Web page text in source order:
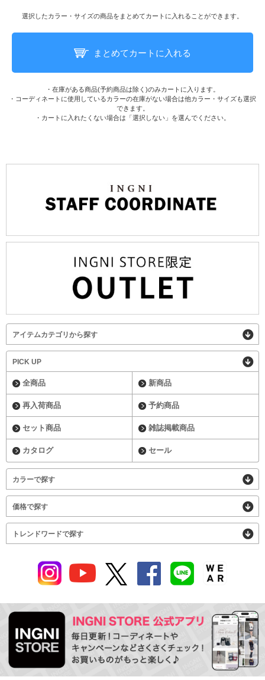
選択したカラー・サイズの商品をまとめてカートに入れることができます。
まとめてカートに入れる
・在庫がある商品(予約商品は除く)のみカートに入ります。
・コーディネートに使用しているカラーの在庫がない場合は他カラー・サイズも選択
できます。
・カートに入れたくない場合は「選択しない」を選んでください。
アイテムカテゴリから探す
PICK UP
全商品 新商品
再入荷商品 予約商品
セット商品 雑誌掲載商品
カタログ セール
カラーで探す
価格で探す
トレンドワードで探す